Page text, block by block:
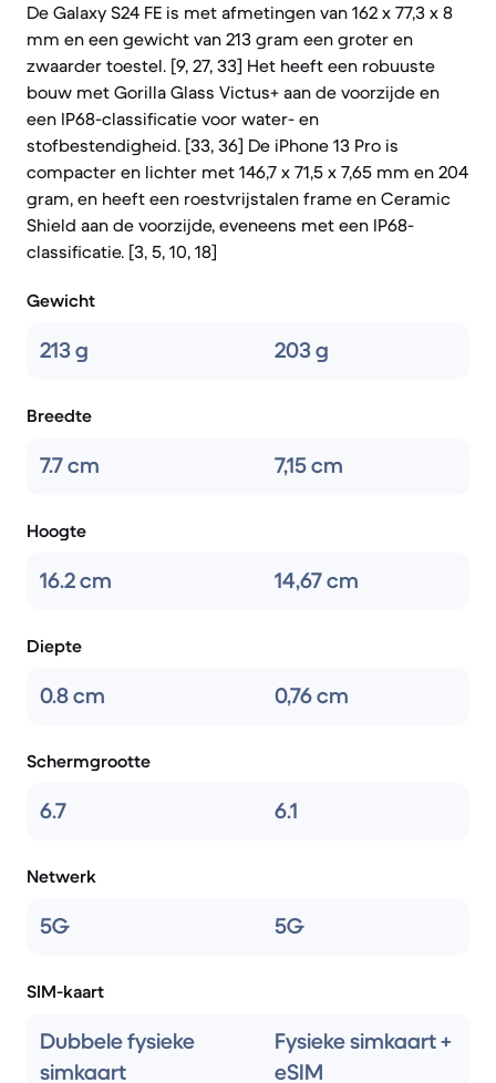
De Galaxy S24 FE is met afmetingen van 162 x 77,3 x 8
mm en een gewicht van 213 gram een groter en
zwaarder toestel. [9, 27, 33] Het heeft een robuuste
bouw met Gorilla Glass Victus+ aan de voorzijde en
een IP68-classificatie voor water- en
stofbestendigheid. [33, 36] De iPhone 13 Pro is
compacter en lichter met 146,7 x 71,5 x 7,65 mm en 204
gram, en heeft een roestvrijstalen frame en Ceramic
Shield aan de voorzijde, eveneens met een IP68-
classificatie. [3, 5, 10, 18]
Gewicht
213 g 203 g
Breedte
7.7 cm 7,15 cm
Hoogte
16.2 cm 14,67 cm
Diepte
0.8 cm 0,76 cm
Schermgrootte
6.7 6.1
Netwerk
5G 5G
SIM-kaart
Dubbele fysieke
simkaart
Fysieke simkaart +
eSIM